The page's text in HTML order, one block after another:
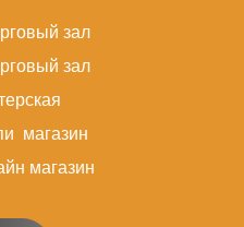
зал
зал
магазин
магазин